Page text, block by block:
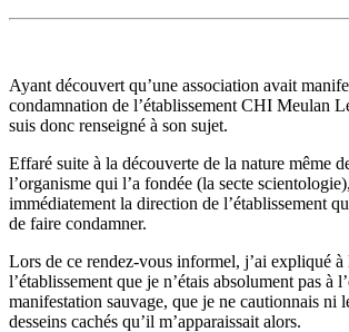
Ayant découvert qu’une association avait
condamnation de l’établissement CHI Meulan
suis donc renseigné à son sujet.
Effaré suite à la découverte de la nature même
l’organisme qui l’a fondée (la secte
immédiatement la direction de l’établissement
de faire condamner.
Lors de ce rendez-vous informel, j’ai expliqué
l’établissement que je n’étais absolument pas à
manifestation sauvage, que je ne cautionnais ni
desseins cachés qu’il m’apparaissait alors.